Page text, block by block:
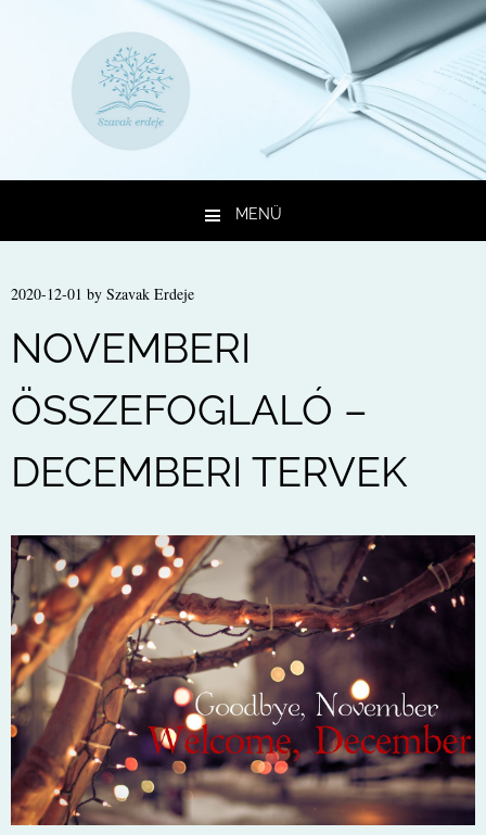
MENÜ
2020-12-01 by Szavak Erdeje
NOVEMBERI
ÖSSZEFOGLALÓ –
DECEMBERI TERVEK